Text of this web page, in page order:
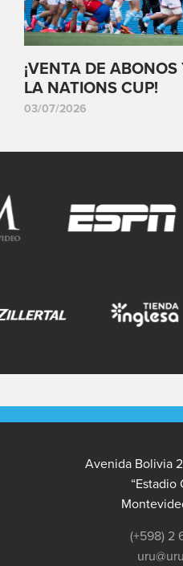
¡VENTA DE
LA NATIONS CUP!
03/07/2026
Avenida Bolivia
“Estadio
(+598) 2